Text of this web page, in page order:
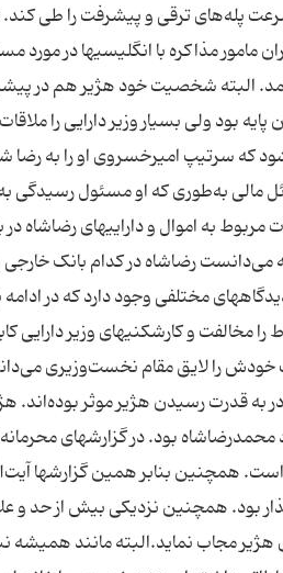
پله‌های ترقی و پیشرفت را طی کند.
مامور مذاکره با انگلیسیها در مورد
البته شخصیت خود هژیر هم در
بود ولی بسیار وزیر دارایی را
که سرتیپ امیرخسروی او را به
به‌طوری که او مسئول رسیدگی به
به اموال و داراییهای رضاشاه در
مختلفی وجود دارد که در ادامه
را مخالفت و کارشکنیهای وزیر
خودش را لایق مقام نخست‌وزیری
قدرت رسیدن هژیر موثر بوده‌اند.
محمدرضاشاه بود. در گزارشهای
همچنین بنابر همین گزارشها
بود. همچنین نزدیکی بیش از حد و
مجاب نماید.البته مانند همیشه